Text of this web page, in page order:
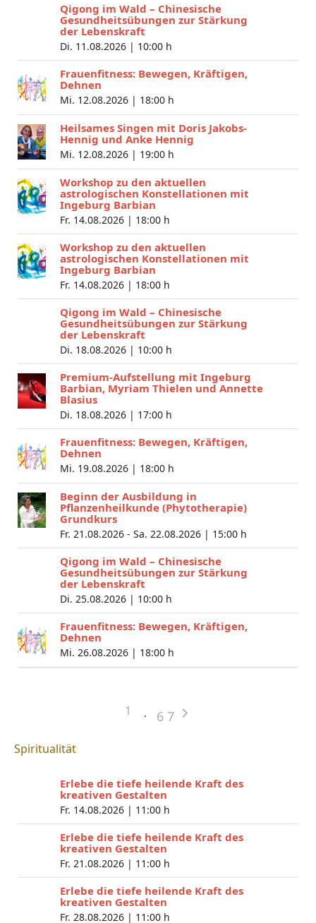
Qigong im Wald – Chinesische
Gesundheitsübungen zur Stärkung
der Lebenskraft
Di. 11.08.2026 | 10:00 h
Frauenfitness: Bewegen, Kräftigen,
Dehnen
Mi. 12.08.2026 | 18:00 h
Heilsames Singen mit Doris Jakobs-
Hennig und Anke Hennig
Mi. 12.08.2026 | 19:00 h
Workshop zu den aktuellen
astrologischen Konstellationen mit
Ingeburg Barbian
Fr. 14.08.2026 | 18:00 h
Workshop zu den aktuellen
astrologischen Konstellationen mit
Ingeburg Barbian
Fr. 14.08.2026 | 18:00 h
Qigong im Wald – Chinesische
Gesundheitsübungen zur Stärkung
der Lebenskraft
Di. 18.08.2026 | 10:00 h
Premium-Aufstellung mit Ingeburg
Barbian, Myriam Thielen und Annette
Blasius
Di. 18.08.2026 | 17:00 h
Frauenfitness: Bewegen, Kräftigen,
Dehnen
Mi. 19.08.2026 | 18:00 h
Beginn der Ausbildung in
Pflanzenheilkunde (Phytotherapie)
Grundkurs
Fr. 21.08.2026 - Sa. 22.08.2026 | 15:00 h
Qigong im Wald – Chinesische
Gesundheitsübungen zur Stärkung
der Lebenskraft
Di. 25.08.2026 | 10:00 h
Frauenfitness: Bewegen, Kräftigen,
Dehnen
Mi. 26.08.2026 | 18:00 h
1 6 7
Spiritualität
Erlebe die tiefe heilende Kraft des
kreativen Gestalten
Fr. 14.08.2026 | 11:00 h
Erlebe die tiefe heilende Kraft des
kreativen Gestalten
Fr. 21.08.2026 | 11:00 h
Erlebe die tiefe heilende Kraft des
kreativen Gestalten
Fr. 28.08.2026 | 11:00 h